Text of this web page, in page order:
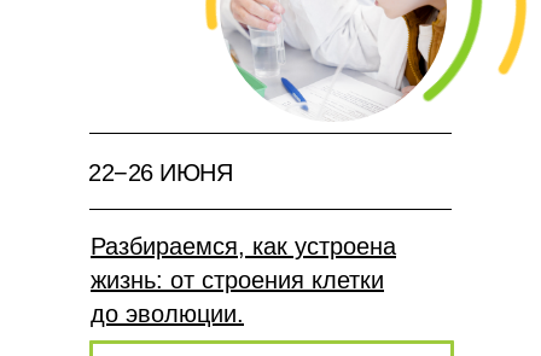
22−26 ИЮНЯ
Разбираемся, как устроена
жизнь: от строения клетки
до эволюции.